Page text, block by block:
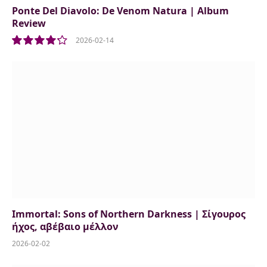
Ponte Del Diavolo: De Venom Natura | Album
Review
2026-02-14
Immortal: Sons of Northern Darkness | Σίγουρος
ήχος, αβέβαιο μέλλον
2026-02-02